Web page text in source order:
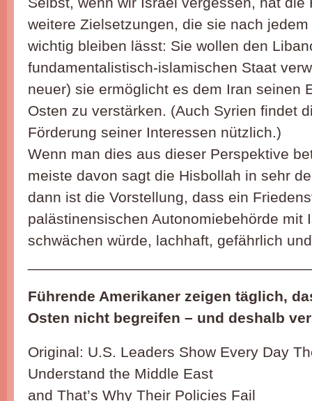
weitere Zielsetzungen, die sie nach jedem
wichtig bleiben lässt: Sie wollen den
fundamentalistisch-islamischen Staat
neuer) sie ermöglicht es dem Iran seinen
Osten zu verstärken. (Auch Syrien findet
Förderung seiner Interessen nützlich.)
Wenn man dies aus dieser Perspektive
meiste davon sagt die Hisbollah in sehr
dann ist die Vorstellung, dass ein
palästinensischen Autonomiebehörde mit
schwächen würde, lachhaft, gefährlich
Führende Amerikaner zeigen täglich,
Osten nicht begreifen – und deshalb
Original: U.S. Leaders Show Every Day
Understand the Middle East
and That’s Why Their Policies Fail